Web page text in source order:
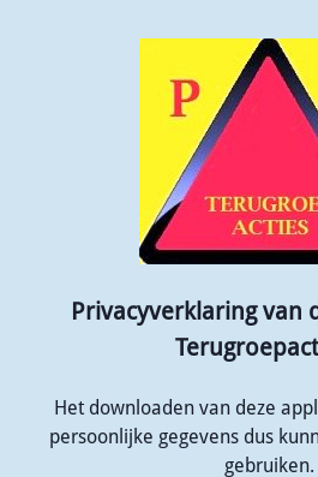
Privacyverklaring van
Het downloaden van deze
persoonlijke gegevens dus
gebruiken.